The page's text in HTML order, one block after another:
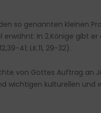
so genannten kleinen
erwähnt: In 2.Könige gibt
41; LK.11, 29-32).
von Gottes Auftrag an
wichtigen kulturellen